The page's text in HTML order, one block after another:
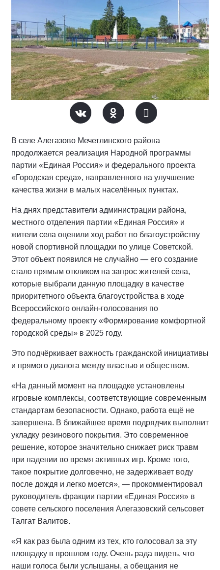
В селе Алегазово Мечетлинского района
продолжается реализация Народной программы
партии «Единая Россия» и федерального проекта
«Городская среда», направленного на улучшение
качества жизни в малых населённых пунктах.
На днях представители администрации района,
местного отделения партии «Единая Россия» и
жители села оценили ход работ по благоустройству
новой спортивной площадки по улице Советской.
Этот объект появился не случайно — его создание
стало прямым откликом на запрос жителей села,
которые выбрали данную площадку в качестве
приоритетного объекта благоустройства в ходе
Всероссийского онлайн-голосования по
федеральному проекту «Формирование комфортной
городской среды» в 2025 году.
Это подчёркивает важность гражданской инициативы
и прямого диалога между властью и обществом.
«На данный момент на площадке установлены
игровые комплексы, соответствующие современным
стандартам безопасности. Однако, работа ещё не
завершена. В ближайшее время подрядчик выполнит
укладку резинового покрытия. Это современное
решение, которое значительно снижает риск травм
при падении во время активных игр. Кроме того,
такое покрытие долговечно, не задерживает воду
после дождя и легко моется», — прокомментировал
руководитель фракции партии «Единая Россия» в
совете сельского поселения Алегазовский сельсовет
Талгат Валитов.
«Я как раз была одним из тех, кто голосовал за эту
площадку в прошлом году. Очень рада видеть, что
наши голоса были услышаны, а обещания не